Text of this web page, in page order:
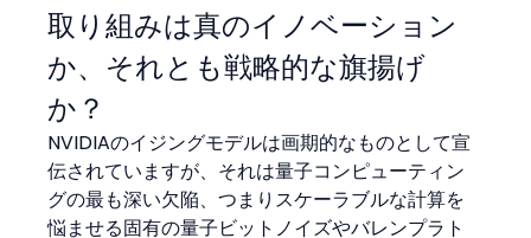
取り組みは真のイノベーション
か、それとも戦略的な旗揚げ
か？
NVIDIAのイジングモデルは画期的なものとして宣
伝されていますが、それは量子コンピューティン
グの最も深い欠陥、つまりスケーラブルな計算を
悩ませる固有の量子ビットノイズやバレンプラト